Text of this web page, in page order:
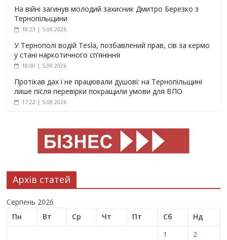
На війні загинув молодий захисник Дмитро Березко з
Тернопільщини
18:23 | 5.08.2026
У Тернополі водій Tesla, позбавлений прав, сів за кермо
у стані наркотичного сп’яніння
18:00 | 5.08.2026
Протікав дах і не працювали душові: на Тернопільщині
лише після перевірки покращили умови для ВПО
17:22 | 5.08.2026
Архів статей
Серпень 2026
Пн
Вт Ср Чт Пт Сб
Нд
1
2